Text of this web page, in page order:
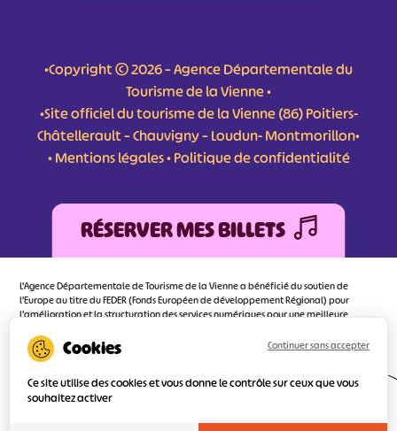
•Copyright © 2026 – Agence Départementale du
Tourisme de la Vienne •
•Site officiel du tourisme de la Vienne (86) Poitiers-
Châtellerault – Chauvigny – Loudun- Montmorillon•
•Mentions légales•Politique de confidentialité
RÉSERVER MES BILLETS
L'Agence Départementale de Tourisme de la Vienne a bénéficié du soutien de
l’Europe au titre du FEDER (Fonds Européen de développement Régional) pour
l’amélioration et la structuration des services numériques pour une meilleure
d’orienter au mieux le visiteur.
Ce site utilise des cookies et vous donne le contrôle sur ceux que vous
souhaitez activer
Continuer sans accepter